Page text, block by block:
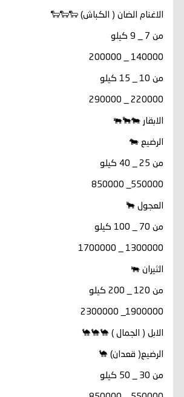
الاغنام الضان ( الكباش) 🐑🐑🐑
من 7 _ 9 كيلو
140000 _ 200000
من 10 _ 15 كيلو
220000 _ 290000
الابقار 🐄🐂🐃
الرضيع 🐄
من 25 _ 40 كيلو
550000_ 850000
العجول 🐂
من 70 _ 100 كيلو
1300000 _ 1700000
الثيران 🐃
من 120 _ 200 كيلو
1900000_ 2300000
الابل ( الجمال ) 🐪🐪🐪
الرضيع( قعدان) 🐪
من 30 _ 50 كيلو